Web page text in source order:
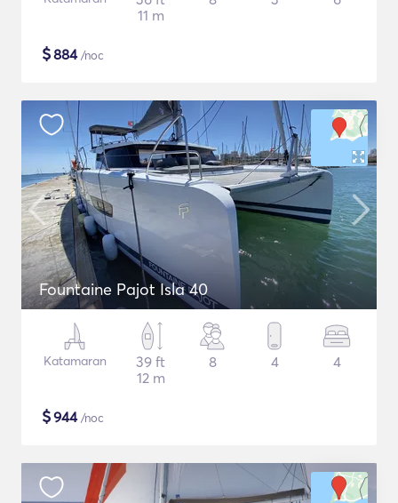
11 m
$884/noc
Fountaine Pajot Isla 40
Katamaran
39 ft
12 m
8 4 4
$944/noc